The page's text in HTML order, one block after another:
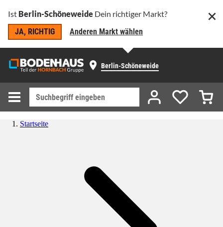
Ist Berlin-Schöneweide Dein richtiger Markt?
JA, RICHTIG
Anderen Markt wählen
Berlin-Schöneweide
Startseite